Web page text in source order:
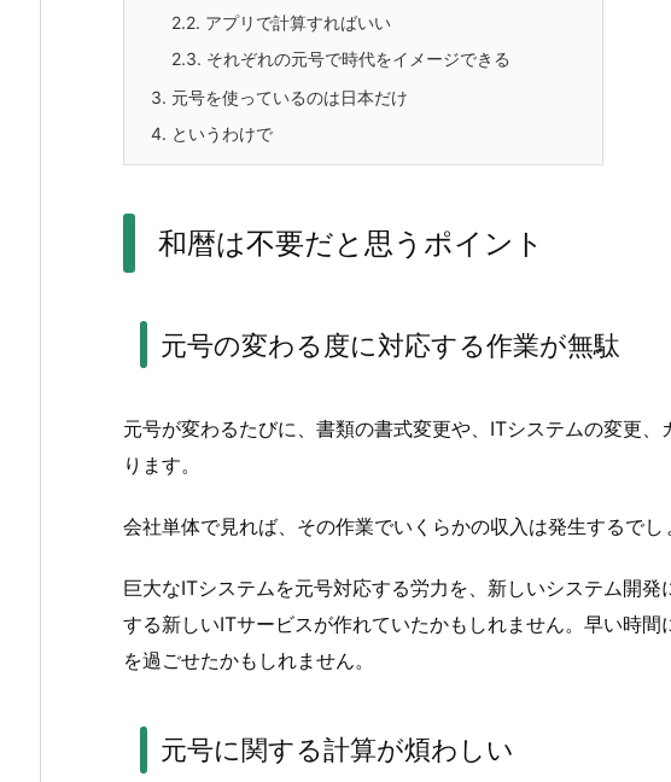
2.2. アプリで計算すればいい
2.3. それぞれの元号で時代をイメージできる
3. 元号を使っているのは日本だけ
4. というわけで
和暦は不要だと思うポイント
元号の変わる度に対応する作業が無駄
元号が変わるたびに、書類の書式変更や、ITシステムの変更
ります。
会社単体で見れば、その作業でいくらかの収入は発生するでし
巨大なITシステムを元号対応する労力を、新しいシステム開
する新しいITサービスが作れていたかもしれません。早い時
を過ごせたかもしれません。
元号に関する計算が煩わしい